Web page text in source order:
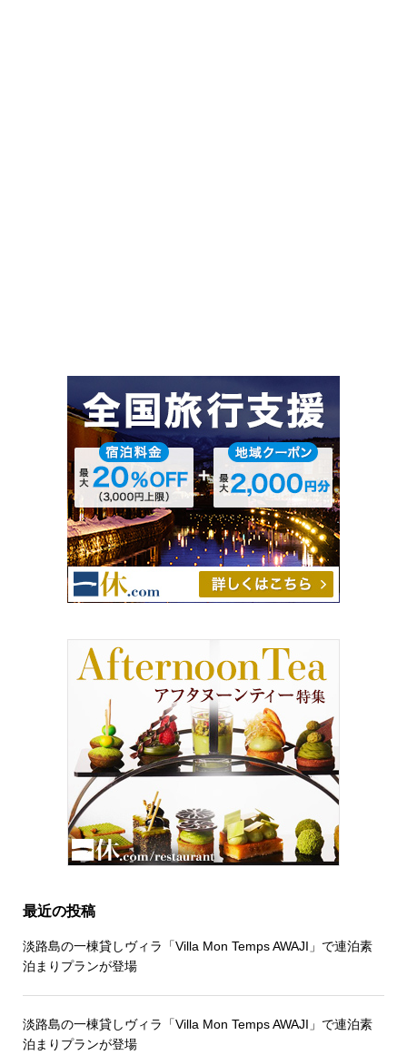
最近の投稿
淡路島の一棟貸しヴィラ「Villa Mon Temps AWAJI」で連泊素
泊まりプランが登場
淡路島の一棟貸しヴィラ「Villa Mon Temps AWAJI」で連泊素
泊まりプランが登場